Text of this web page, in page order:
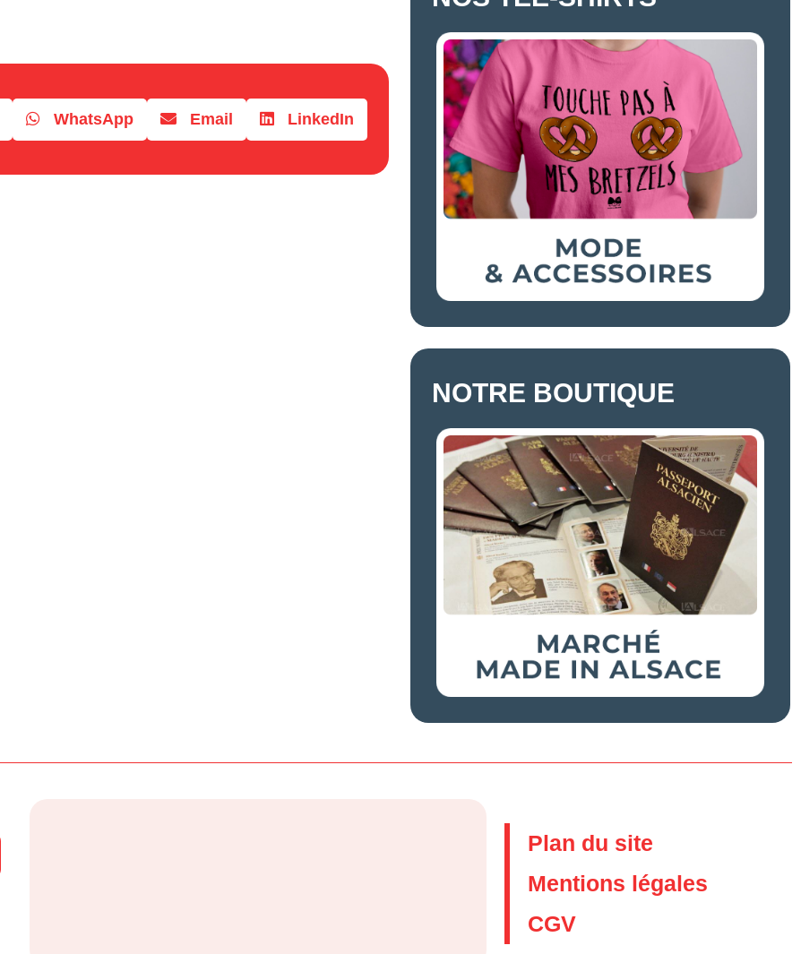
WhatsApp Email LinkedIn
NOTRE BOUTIQUE
Plan du site
Mentions légales
CGV